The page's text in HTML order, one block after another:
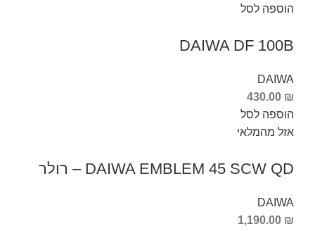
הוספה לסל
DAIWA DF 100B
DAIWA
430.00 ₪
הוספה לסל
אזל מהמלאי
DAIWA EMBLEM 45 SCW QD – רולר
DAIWA
1,190.00 ₪